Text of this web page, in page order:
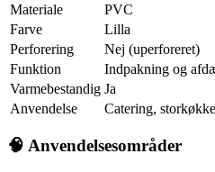
Materiale
PVC
Farve
Lilla
Perforering
Nej (uperforeret)
Funktion
Indpakning og
Varmebestandig Ja
Anvendelse
Catering,
🧠 Anvendelsesområder